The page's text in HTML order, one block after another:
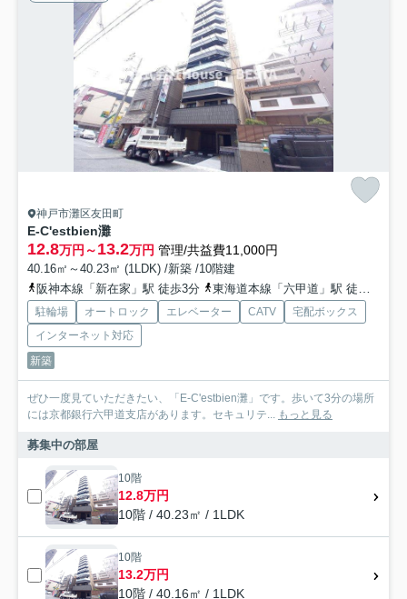
神戸市灘区友田町
E-C'estbien灘
12.8万円～13.2万円 管理/共益費11,000円
40.16㎡～40.23㎡ (1LDK) /新築 /10階建
阪神本線「新在家」駅 徒歩3分
東海道本線「六甲道」駅 徒歩7分
駐輪場 オートロック エレベーター CATV
宅配ボックス
インターネット対応
新築
ぜひ一度見ていただきたい、「E-C'estbien灘」です。歩いて3分の場所
には京都銀行六甲道支店があります。セキュリテ...
もっと見る
募集中の部屋
10階
12.8万円
10階 / 40.23㎡ / 1LDK
10階
13.2万円
10階 / 40.16㎡ / 1LDK